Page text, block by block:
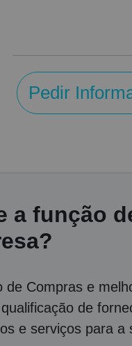
Pedir
a função
Compras e
de
e serviços para a